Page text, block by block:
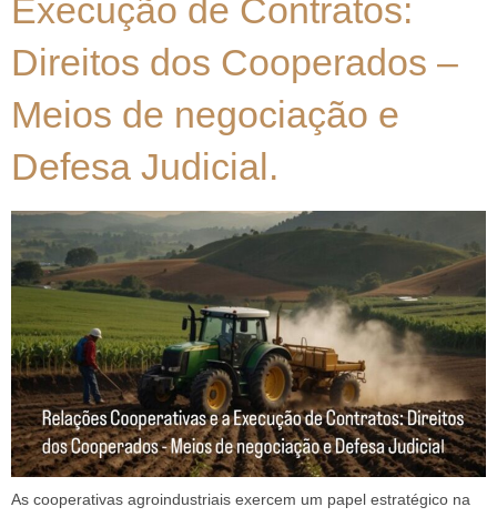
Execução de Contratos:
Direitos dos Cooperados –
Meios de negociação e
Defesa Judicial.
As cooperativas agroindustriais exercem um papel estratégico na